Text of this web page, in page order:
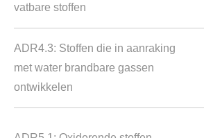
vatbare stoffen
ADR4.3: Stoffen die in aanraking
met water brandbare gassen
ontwikkelen